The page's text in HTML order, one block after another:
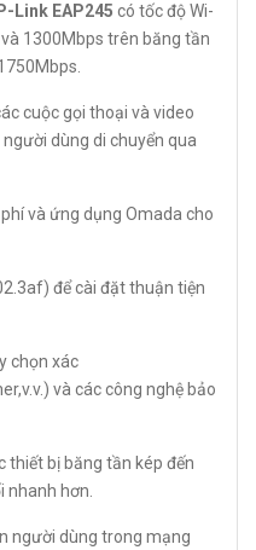
Link EAP245 có tốc độ Wi-
1300Mbps trên băng tần
cuộc gọi thoại và video
dùng di chuyển qua
và ứng dụng Omada cho
để cài đặt thuận tiện
chọn xác
và các công nghệ bảo
thiết bị băng tần kép đến
nhanh hơn.
người dùng trong mạng